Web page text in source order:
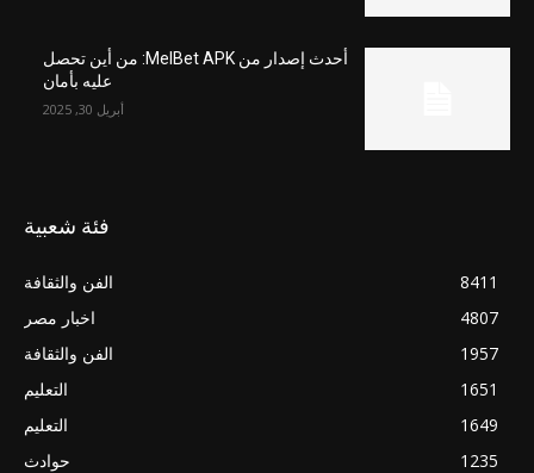
أحدث إصدار من MelBet APK: من أين تحصل
عليه بأمان
أبريل 30, 2025
فئة شعبية
الفن والثقافة
8411
اخبار مصر
4807
الفن والثقافة
1957
التعليم
1651
التعليم
1649
حوادث
1235